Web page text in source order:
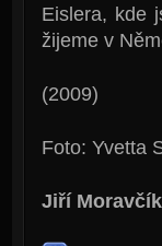
Eislera, kde
žijeme v
(2009)
Foto: Yvetta
Jiří Moravčík